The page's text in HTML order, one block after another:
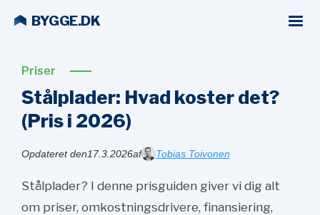
BYGGE.DK
Priser
Stålplader: Hvad koster det?
(Pris i 2026)
Opdateret den17.3.2026af Tobias Toivonen
Stålplader? I denne prisguiden giver vi dig alt
om priser, omkostningsdrivere, finansiering,